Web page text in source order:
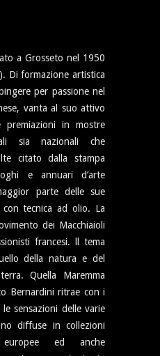
a Grosseto nel 1950
Di formazione artistica
per passione nel
vanta al suo attivo
premiazioni in mostre
sia nazionali che
citato dalla stampa
e annuari d’arte
parte delle sue
tecnica ad olio. La
dei Macchiaioli
francesi. ll tema
della natura e del
Quella Maremma
Bernardini ritrae con i
sensazioni delle varie
diffuse in collezioni
ed anche